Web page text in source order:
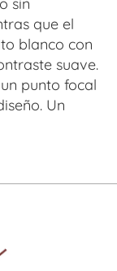
que el
blanco con
suave.
punto focal
Un